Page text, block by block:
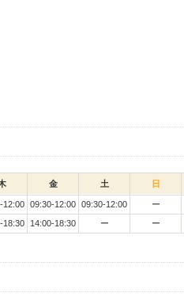
金 土 日
12:00 09:30-12:00 09:30-12:00 ー
18:30 14:00-18:30 ー ー